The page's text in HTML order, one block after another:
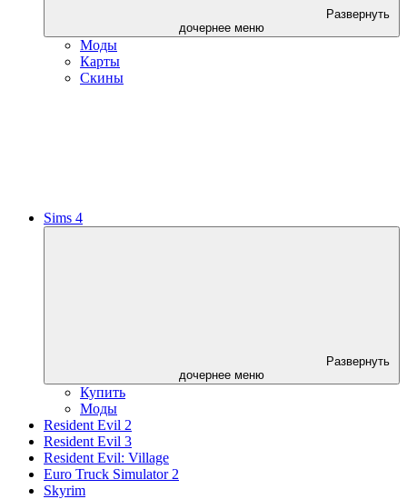
Развернуть
дочернее меню
Моды
Карты
Скины
Sims 4
Развернуть
дочернее меню
Купить
Моды
Resident Evil 2
Resident Evil 3
Resident Evil: Village
Euro Truck Simulator 2
Skyrim